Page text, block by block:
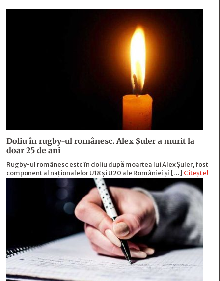
Doliu în rugby-ul românesc. Alex Șuler a murit la
doar 25 de ani
Rugby-ul românesc este în doliu după moartea lui Alex Șuler, fost
component al naționalelor U18 și U20 ale României și […] Citește!